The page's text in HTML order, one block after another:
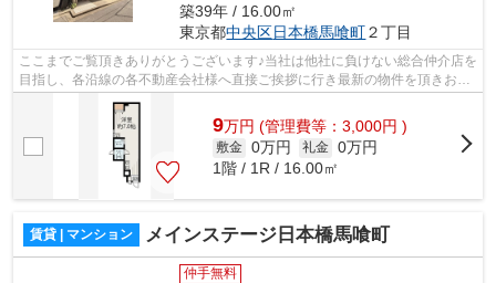
築39年 / 16.00㎡
東京都中央区日本橋馬喰町２丁目
ここまでご覧頂きありがとうございます♪当社は他社に負けない総合仲介店を
目指し、各沿線の各不動産会社様へ直接ご挨拶に行き最新の物件を頂きお客
様へ提供しております！最新の情報は...
9万円 (管理費等：3,000円 )
敷金 0万円 礼金 0万円
1階 / 1R / 16.00㎡
賃貸 | マンション メインステージ日本橋馬喰町
仲手無料